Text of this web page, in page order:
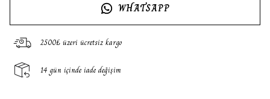
WHATSAPP
2500₺ üzeri ücretsiz kargo
14 gün içinde iade değişim